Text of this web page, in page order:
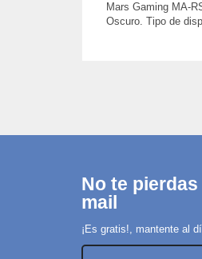
Mars Gaming MA-
Oscuro. Tipo de
No te
mail
¡Es gratis!, mantente al